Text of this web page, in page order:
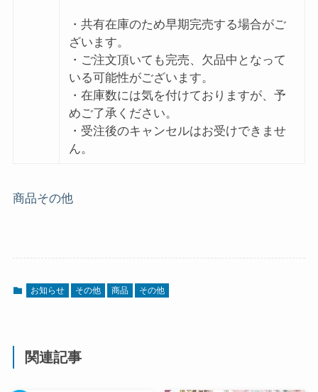
・共有在庫のため早期完売する場合がご
ざいます。
・ご注文頂いても完売、欠品中となって
いる可能性がございます。
・在庫数には気を付けておりますが、予
めご了承ください。
・受注後のキャンセルはお受けできませ
ん。
商品その他
お知らせ その他 商品 その他
関連記事